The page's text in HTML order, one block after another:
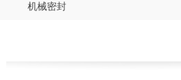
机械密封